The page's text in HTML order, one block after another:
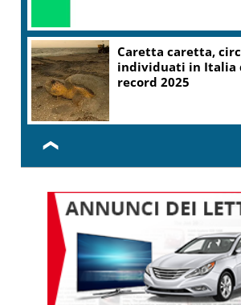
Caretta caretta,
individuati in Italia
record 2025
❮